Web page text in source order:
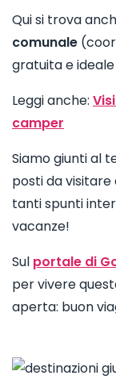
Qui si trova
comunale
gratuita e
Leggi anche:
camper
Siamo giunti al
posti da visitare
tanti spunti
vacanze!
Sul portale di
per vivere
aperta: buon